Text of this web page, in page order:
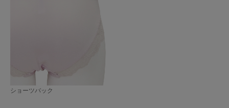
ショーツバック